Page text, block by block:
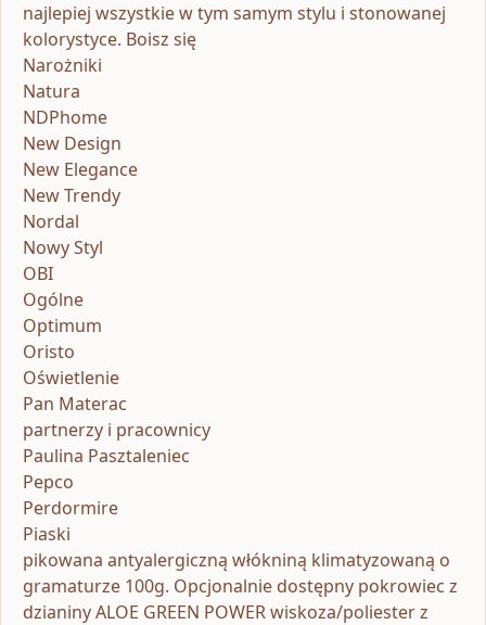
najlepiej wszystkie w tym samym stylu i stonowanej
kolorystyce. Boisz się
Narożniki
Natura
NDPhome
New Design
New Elegance
New Trendy
Nordal
Nowy Styl
OBI
Ogólne
Optimum
Oristo
Oświetlenie
Pan Materac
partnerzy i pracownicy
Paulina Pasztaleniec
Pepco
Perdormire
Piaski
pikowana antyalergiczną włókniną klimatyzowaną o
gramaturze 100g. Opcjonalnie dostępny pokrowiec z
dzianiny ALOE GREEN POWER wiskoza/poliester z